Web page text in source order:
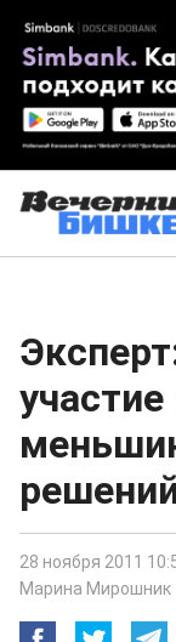
28 ноября 2011
Марина Мирошник